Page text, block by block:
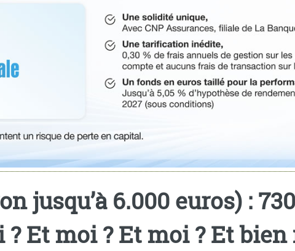
jusqu’à 6.000 euros) :
Et moi ? Et moi ? Et bien